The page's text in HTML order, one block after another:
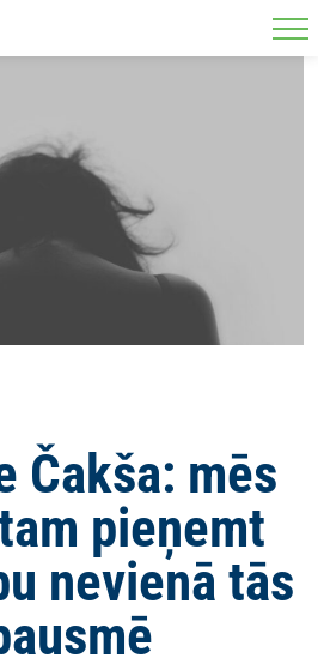
Čakša: mēs
pieņemt
nevienā tās